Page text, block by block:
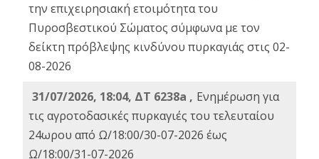
την επιχειρησιακή ετοιμότητα του
Πυροσβεστικού Σώματος σύμφωνα με τον
δείκτη πρόβλεψης κινδύνου πυρκαγιάς στις 02-
08-2026
31/07/2026, 18:04, ΔΤ 6238a , Ενημέρωση για
τις αγροτοδασικές πυρκαγιές του τελευταίου
24ωρου από Ω/18:00/30-07-2026 έως
Ω/18:00/31-07-2026